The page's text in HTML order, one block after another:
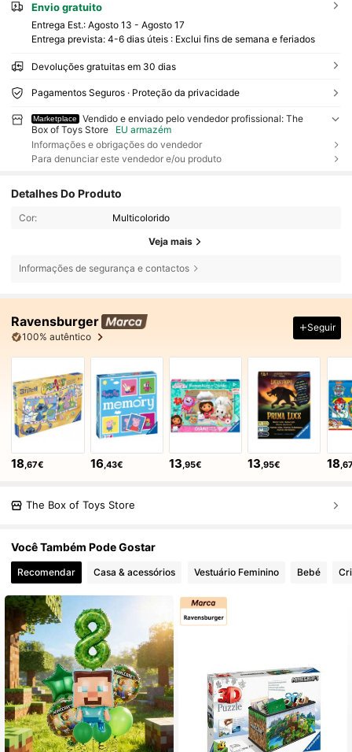
Envio gratuito
Entrega Est.: Agosto 13 - Agosto 17
Entrega prevista: 4-6 dias úteis : Exclui fins de semana e feriados
Devoluções gratuitas em 30 dias
Pagamentos Seguros · Proteção da privacidade
Marketplace
Vendido e enviado pelo vendedor profissional: The
Box of Toys Store
EU armazém
Informações e obrigações do vendedor
Para denunciar este vendedor e/ou produto
Detalhes Do Produto
Cor: Multicolorido
Veja mais
Informações de segurança e contactos
Ravensburger
100% autêntico
Seguir
18,67€ 16,43€ 13,95€ 13,95€ 18
The Box of Toys Store
Você Também Pode Gostar
Recomendar Casa & acessórios Vestuário Feminino Bebé